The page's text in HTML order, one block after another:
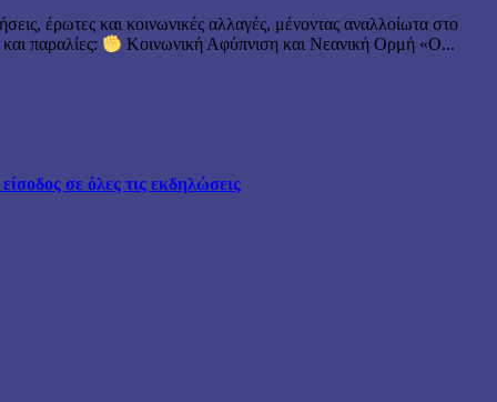
έρωτες και κοινωνικές αλλαγές, μένοντας αναλλοίωτα στο
παραλίες:
Κοινωνική Αφύπνιση και Νεανική Ορμή «Ο...
σε όλες τις εκδηλώσεις